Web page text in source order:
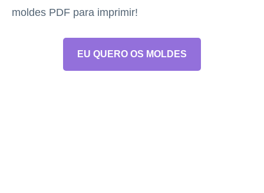
moldes PDF para imprimir!
EU QUERO OS MOLDES